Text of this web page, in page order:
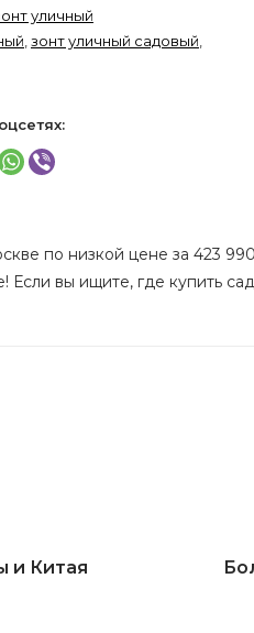
уличный
зонт уличный садовый
по низкой цене за 423
вы ищите, где купить
и Китая